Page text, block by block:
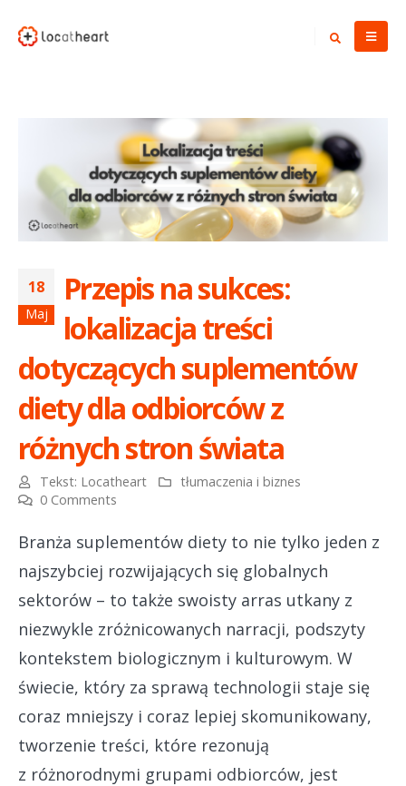
18
Maj
Przepis na sukces:
lokalizacja treści
dotyczących suplementów
diety dla odbiorców z
różnych stron świata
Tekst: Locatheart
tłumaczenia i biznes
0 Comments
Branża suplementów diety to nie tylko jeden z
najszybciej rozwijających się globalnych
sektorów – to także swoisty arras utkany z
niezwykle zróżnicowanych narracji, podszyty
kontekstem biologicznym i kulturowym. W
świecie, który za sprawą technologii staje się
coraz mniejszy i coraz lepiej skomunikowany,
tworzenie treści, które rezonują
z różnorodnymi grupami odbiorców, jest